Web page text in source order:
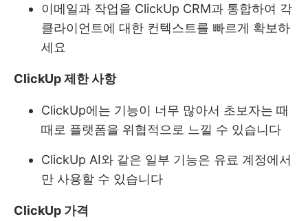
이메일과 작업을 ClickUp CRM과 통합하여 각
클라이언트에 대한 컨텍스트를 빠르게 확보하
세요
ClickUp 제한 사항
ClickUp에는 기능이 너무 많아서 초보자는 때
때로 플랫폼을 위협적으로 느낄 수 있습니다
ClickUp AI와 같은 일부 기능은 유료 계정에서
만 사용할 수 있습니다
ClickUp 가격